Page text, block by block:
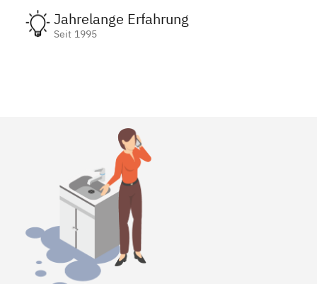
Jahrelange Erfahrung
Seit 1995